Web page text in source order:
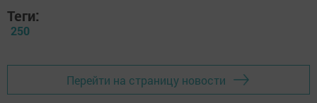
Теги:
250
Перейти на страницу новости